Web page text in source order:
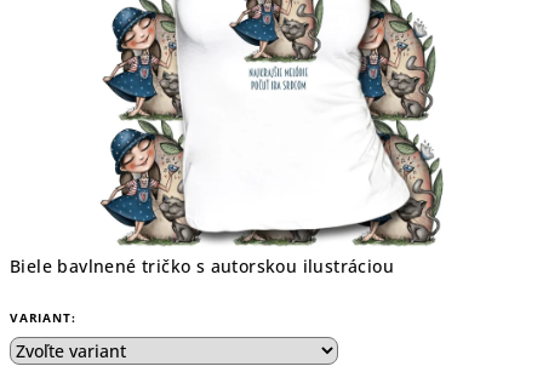
Biele bavlnené tričko s autorskou ilustráciou
VARIANT: